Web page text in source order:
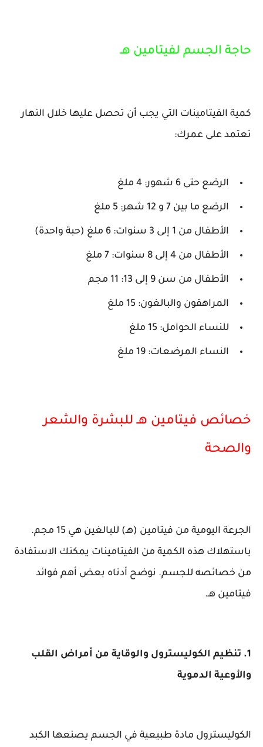
حاجة الجسم لفيتامين هـ
كمية الفيتامينات التي يجب أن تحصل عليها خلال النهار
تعتمد على عمرك:
الرضع حتى 6 شهور: 4 ملغ
الرضع ما بين 7 و 12 شهر: 5 ملغ
الأطفال من 1 إلى 3 سنوات: 6 ملغ (حبة واحدة)
الأطفال من 4 إلى 8 سنوات: 7 ملغ
الأطفال من سن 9 إلى 13: 11 مجم
المراهقون والبالغون: 15 ملغ
للنساء الحوامل: 15 ملغ
النساء المرضعات: 19 ملغ
خصائص فيتامين هـ للبشرة والشعر
والصحة
الجرعة اليومية من فيتامين (هـ) للبالغين هي 15 مجم.
باستهلاك هذه الكمية من الفيتامينات يمكنك الاستفادة
من خصائصه للجسم. نوضح أدناه بعض أهم فوائد
فيتامين هـ.
1. تنظيم الكوليسترول والوقاية من أمراض القلب
والأوعية الدموية
الكوليسترول مادة طبيعية في الجسم يصنعها الكبد